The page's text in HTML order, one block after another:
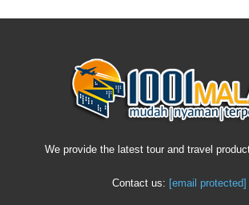
We provide the latest tour and travel
Contact us: [email protected]